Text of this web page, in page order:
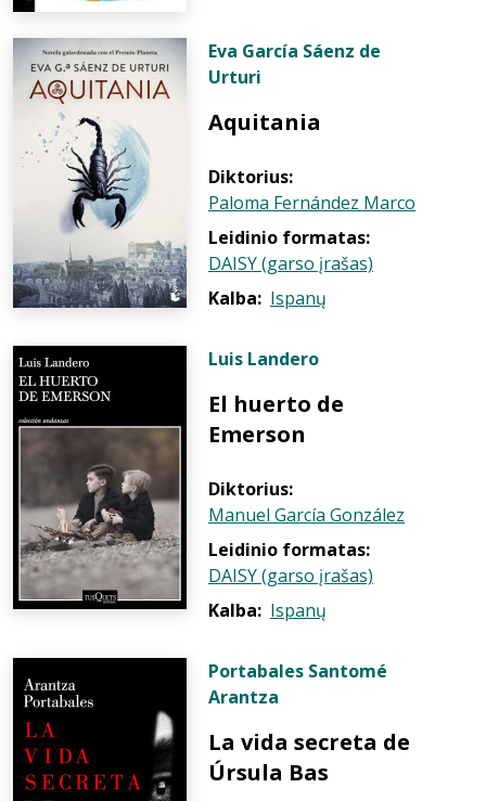
Eva García Sáenz de
Urturi
Aquitania
Diktorius:
Paloma Fernández Marco
Leidinio formatas:
DAISY (garso įrašas)
Kalba: Ispanų
Luis Landero
El huerto de
Emerson
Diktorius:
Manuel García González
Leidinio formatas:
DAISY (garso įrašas)
Kalba: Ispanų
Portabales Santomé
Arantza
La vida secreta de
Úrsula Bas